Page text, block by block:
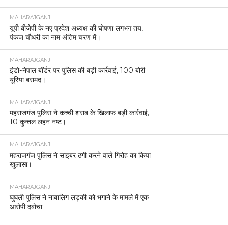
MAHARAJGANJ
यूपी बीजेपी के नए प्रदेश अध्यक्ष की घोषणा लगभग तय,
पंकज चौधरी का नाम अंतिम चरण में।
MAHARAJGANJ
इंडो-नेपाल बॉर्डर पर पुलिस की बड़ी कार्रवाई, 100 बोरी
यूरिया बरामद।
MAHARAJGANJ
महराजगंज पुलिस ने कच्ची शराब के खिलाफ बड़ी कार्रवाई,
10 कुन्तल लहन नष्ट।
MAHARAJGANJ
महराजगंज पुलिस ने साइबर ठगी करने वाले गिरोह का किया
खुलासा।
MAHARAJGANJ
घुघली पुलिस ने नाबालिग लड़की को भगाने के मामले में एक
आरोपी दबोचा